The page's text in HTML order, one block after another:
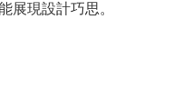
展現設計巧思。